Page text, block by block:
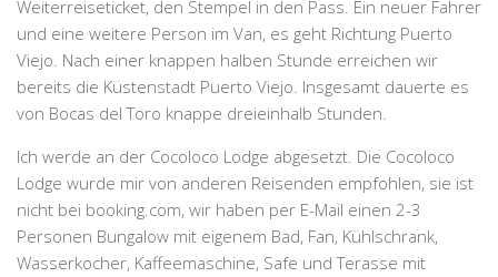
Weiterreiseticket, den Stempel in den Pass. Ein neuer Fahrer
und eine weitere Person im Van, es geht Richtung Puerto
Viejo. Nach einer knappen halben Stunde erreichen wir
bereits die Küstenstadt Puerto Viejo. Insgesamt dauerte es
von Bocas del Toro knappe dreieinhalb Stunden.
Ich werde an der Cocoloco Lodge abgesetzt. Die Cocoloco
Lodge wurde mir von anderen Reisenden empfohlen, sie ist
nicht bei booking.com, wir haben per E-Mail einen 2-3
Personen Bungalow mit eigenem Bad, Fan, Kühlschrank,
Wasserkocher, Kaffeemaschine, Safe und Terasse mit